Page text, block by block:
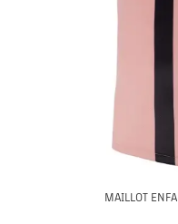
MAILLOT